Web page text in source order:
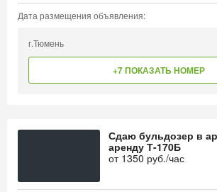
Дата размещения объявления:
г.Тюмень
+7 ПОКАЗАТЬ НОМЕР
Сдаю бульдозер в
аренду Т-170Б
от 1350 руб./час